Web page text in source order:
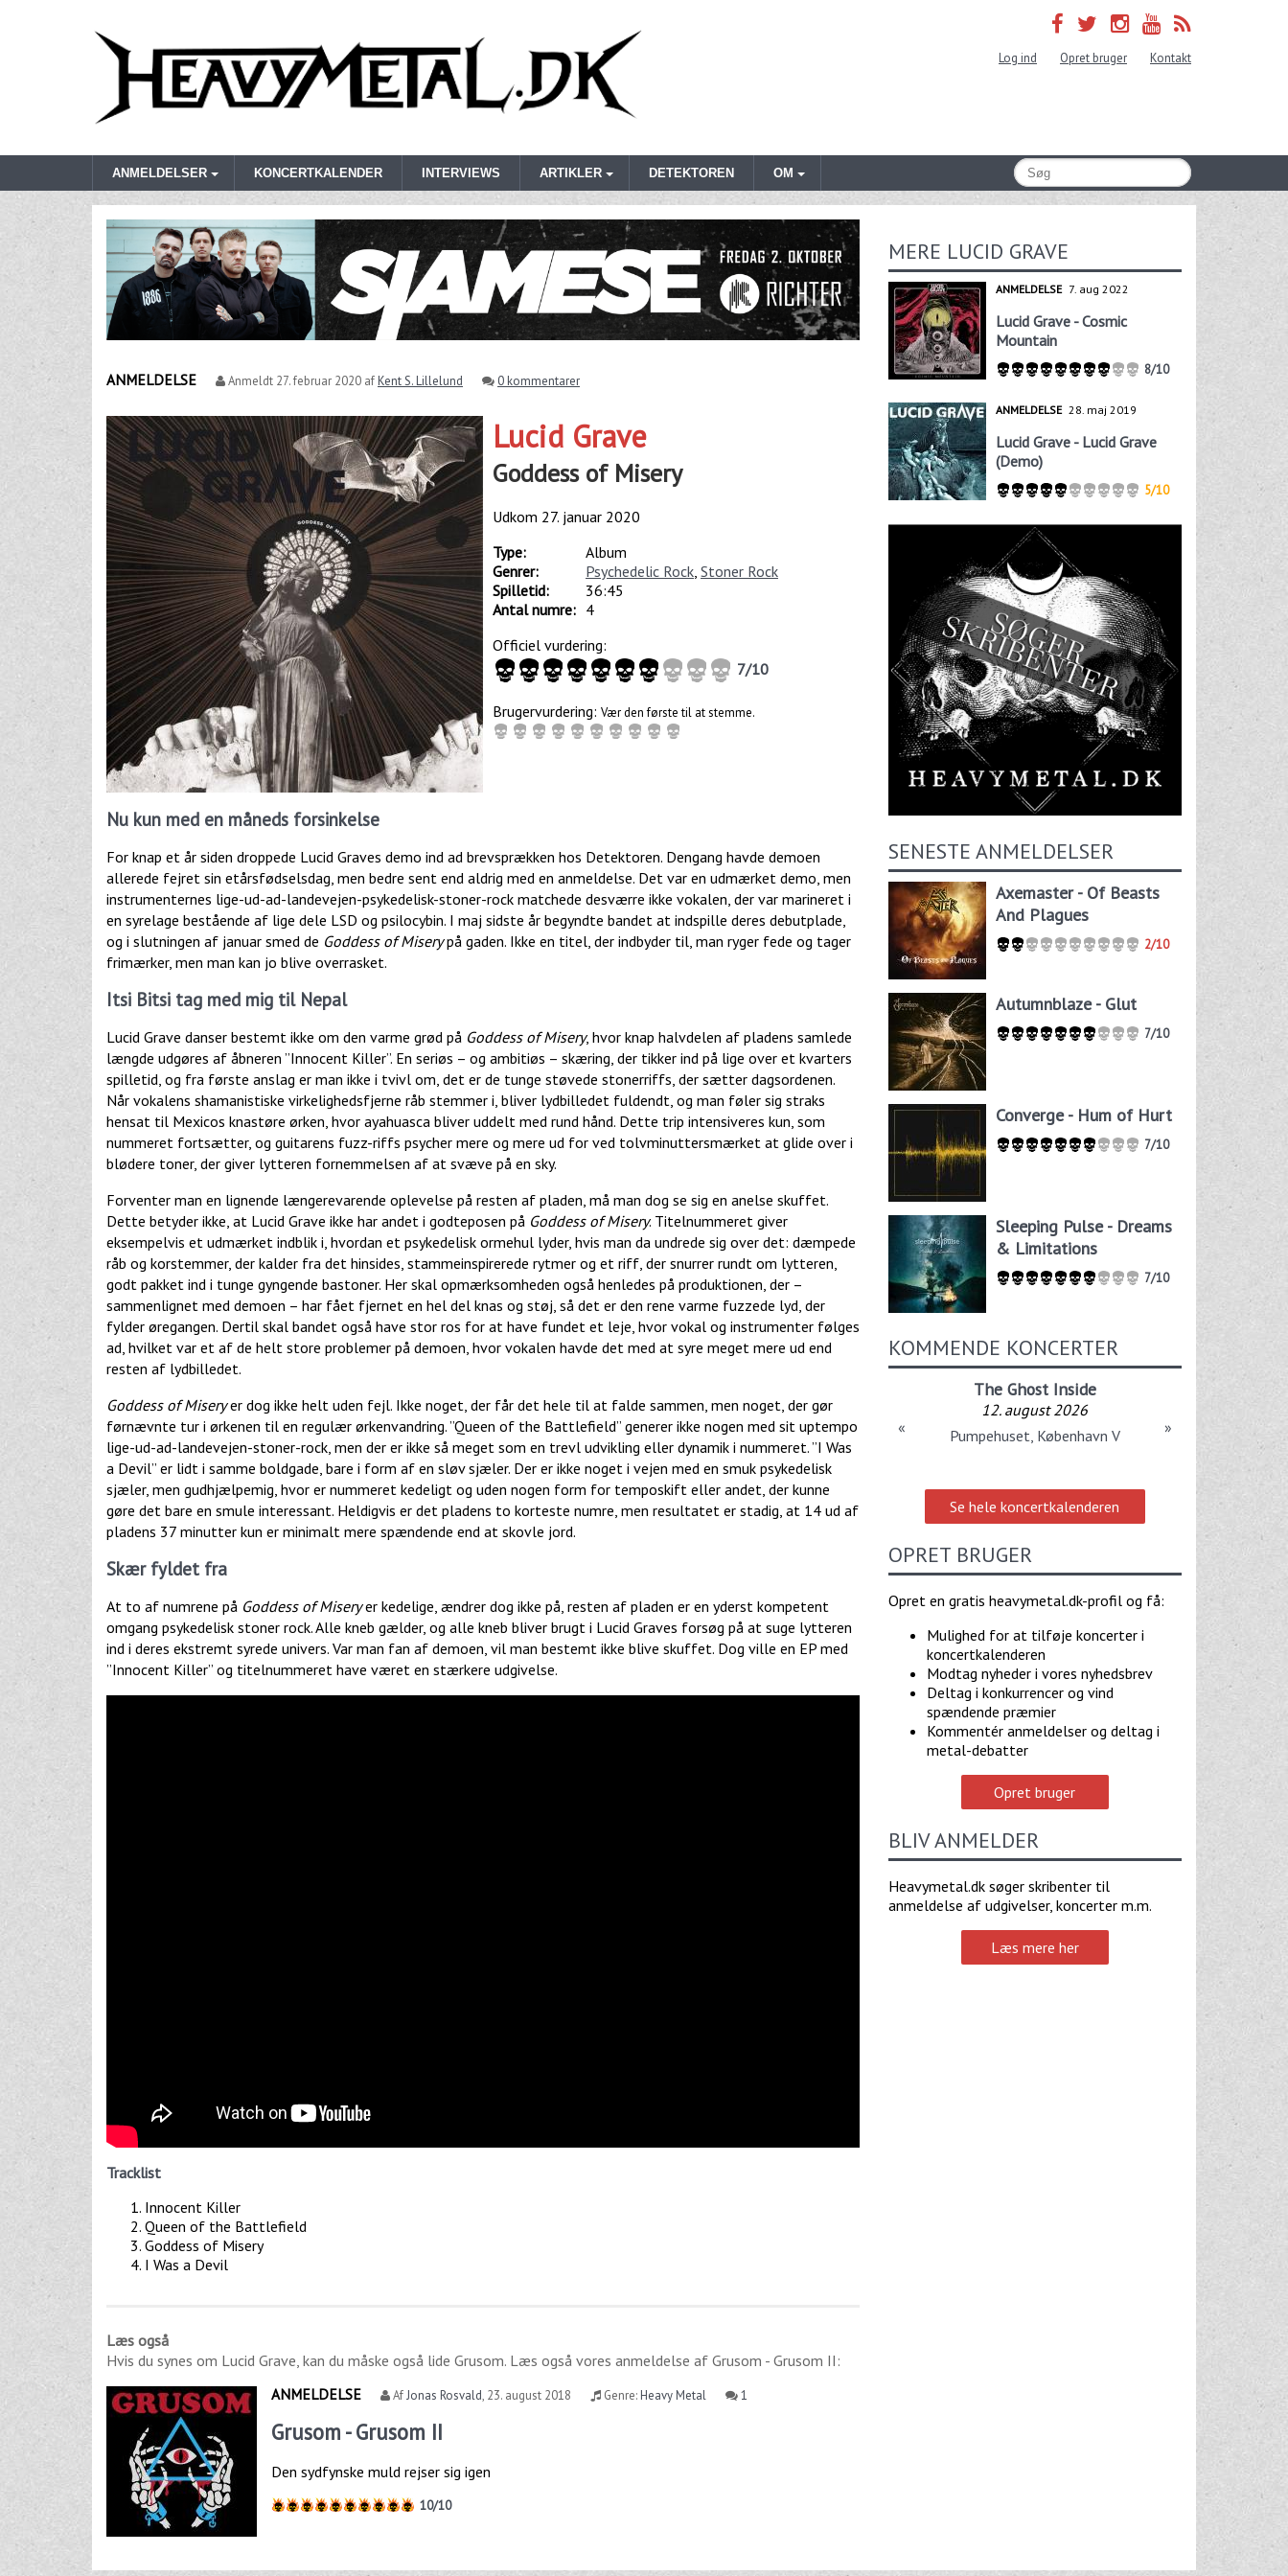
Log ind Opret bruger Kontakt
ANMELDELSER KONCERTKALENDER INTERVIEWS ARTIKLER DETEKTOREN OM
ANMELDELSE Anmeldt 27. februar 2020 afKent S. Lillelund 0 kommentarer
Lucid Grave
Goddess of Misery
Udkom 27. januar 2020
Type:
Album
Genrer:
Psychedelic Rock, Stoner Rock
Spilletid:
36:45
Antal numre: 4
Officiel vurdering:
7/10
Brugervurdering: Vær den første til at stemme.
Nu kun med en måneds forsinkelse
For knap et år siden droppede Lucid Graves demo ind ad brevsprækken hos Detektoren. Dengang havde demoen
allerede fejret sin etårsfødselsdag, men bedre sent end aldrig med en anmeldelse. Det var en udmærket demo, men
instrumenternes lige-ud-ad-landevejen-psykedelisk-stoner-rock matchede desværre ikke vokalen, der var marineret i
en syrelage bestående af lige dele LSD og psilocybin. I maj sidste år begyndte bandet at indspille deres debutplade,
og i slutningen af januar smed de Goddess of Miserypå gaden. Ikke en titel, der indbyder til, man ryger fede og tager
frimærker, men man kan jo blive overrasket.
Itsi Bitsi tag med mig til Nepal
Lucid Grave danser bestemt ikke om den varme grød på Goddess of Misery, hvor knap halvdelen af pladens samlede
længde udgøres af åbneren ”Innocent Killer”. En seriøs – og ambitiøs – skæring, der tikker ind på lige over et kvarters
spilletid, og fra første anslag er man ikke i tvivl om, det er de tunge støvede stonerriffs, der sætter dagsordenen.
Når vokalens shamanistiske virkelighedsfjerne råb stemmer i, bliver lydbilledet fuldendt, og man føler sig straks
hensat til Mexicos knastøre ørken, hvor ayahuasca bliver uddelt med rund hånd. Dette trip intensiveres kun, som
nummeret fortsætter, og guitarens fuzz-riffs psycher mere og mere ud for ved tolvminuttersmærket at glide over i
blødere toner, der giver lytteren fornemmelsen af at svæve på en sky.
Forventer man en lignende længerevarende oplevelse på resten af pladen, må man dog se sig en anelse skuffet.
Dette betyder ikke, at Lucid Grave ikke har andet i godteposen på Goddess of Misery. Titelnummeret giver
eksempelvis et udmærket indblik i, hvordan et psykedelisk ormehul lyder, hvis man da undrede sig over det: dæmpede
råb og korstemmer, der kalder fra det hinsides, stammeinspirerede rytmer og et riff, der snurrer rundt om lytteren,
godt pakket ind i tunge gyngende bastoner. Her skal opmærksomheden også henledes på produktionen, der –
sammenlignet med demoen – har fået fjernet en hel del knas og støj, så det er den rene varme fuzzede lyd, der
fylder øregangen. Dertil skal bandet også have stor ros for at have fundet et leje, hvor vokal og instrumenter følges
ad, hvilket var et af de helt store problemer på demoen, hvor vokalen havde det med at syre meget mere ud end
resten af lydbilledet.
Goddess of Miseryer dog ikke helt uden fejl. Ikke noget, der får det hele til at falde sammen, men noget, der gør
førnævnte tur i ørkenen til en regulær ørkenvandring. ”Queen of the Battlefield” generer ikke nogen med sit uptempo
lige-ud-ad-landevejen-stoner-rock, men der er ikke så meget som en trevl udvikling eller dynamik i nummeret. ”I Was
a Devil” er lidt i samme boldgade, bare i form af en sløv sjæler. Der er ikke noget i vejen med en smuk psykedelisk
sjæler, men gudhjælpemig, hvor er nummeret kedeligt og uden nogen form for temposkift eller andet, der kunne
gøre det bare en smule interessant. Heldigvis er det pladens to korteste numre, men resultatet er stadig, at 14 ud af
pladens 37 minutter kun er minimalt mere spændende end at skovle jord.
Skær fyldet fra
At to af numrene på Goddess of Miseryer kedelige, ændrer dog ikke på, resten af pladen er en yderst kompetent
omgang psykedelisk stoner rock. Alle kneb gælder, og alle kneb bliver brugt i Lucid Graves forsøg på at suge lytteren
ind i deres ekstremt syrede univers. Var man fan af demoen, vil man bestemt ikke blive skuffet. Dog ville en EP med
”Innocent Killer” og titelnummeret have været en stærkere udgivelse.
Tracklist
Innocent Killer
Queen of the Battlefield
Goddess of Misery
I Was a Devil
Læs også
Hvis du synes om Lucid Grave , kan du måske også lide Grusom. Læs også vores anmeldelse af Grusom - Grusom II :
ANMELDELSE
AfJonas Rosvald, 23. august 2018 Genre:Heavy Metal 1
Grusom - Grusom II
Den sydfynske muld rejser sig igen
10/10
MERE LUCID GRAVE
ANMELDELSE 7. aug 2022
Lucid Grave - Cosmic
Mountain
8/10
ANMELDELSE 28. maj 2019
Lucid Grave - Lucid Grave
(Demo)
5/10
SENESTE ANMELDELSER
Axemaster - Of Beasts
And Plagues
2/10
Autumnblaze - Glut
7/10
Converge - Hum of Hurt
7/10
Sleeping Pulse - Dreams
& Limitations
7/10
KOMMENDE KONCERTER
The Ghost Inside
12. august 2026
Pumpehuset, København V
« »
Se hele koncertkalenderen
OPRET BRUGER
Opret en gratis heavymetal.dk-profil og få:
Mulighed for at tilføje koncerter i
koncertkalenderen
Modtag nyheder i vores nyhedsbrev
Deltag i konkurrencer og vind
spændende præmier
Kommentér anmeldelser og deltag i
metal-debatter
Opret bruger
BLIV ANMELDER
Heavymetal.dk søger skribenter til
anmeldelse af udgivelser, koncerter m.m.
Læs mere her